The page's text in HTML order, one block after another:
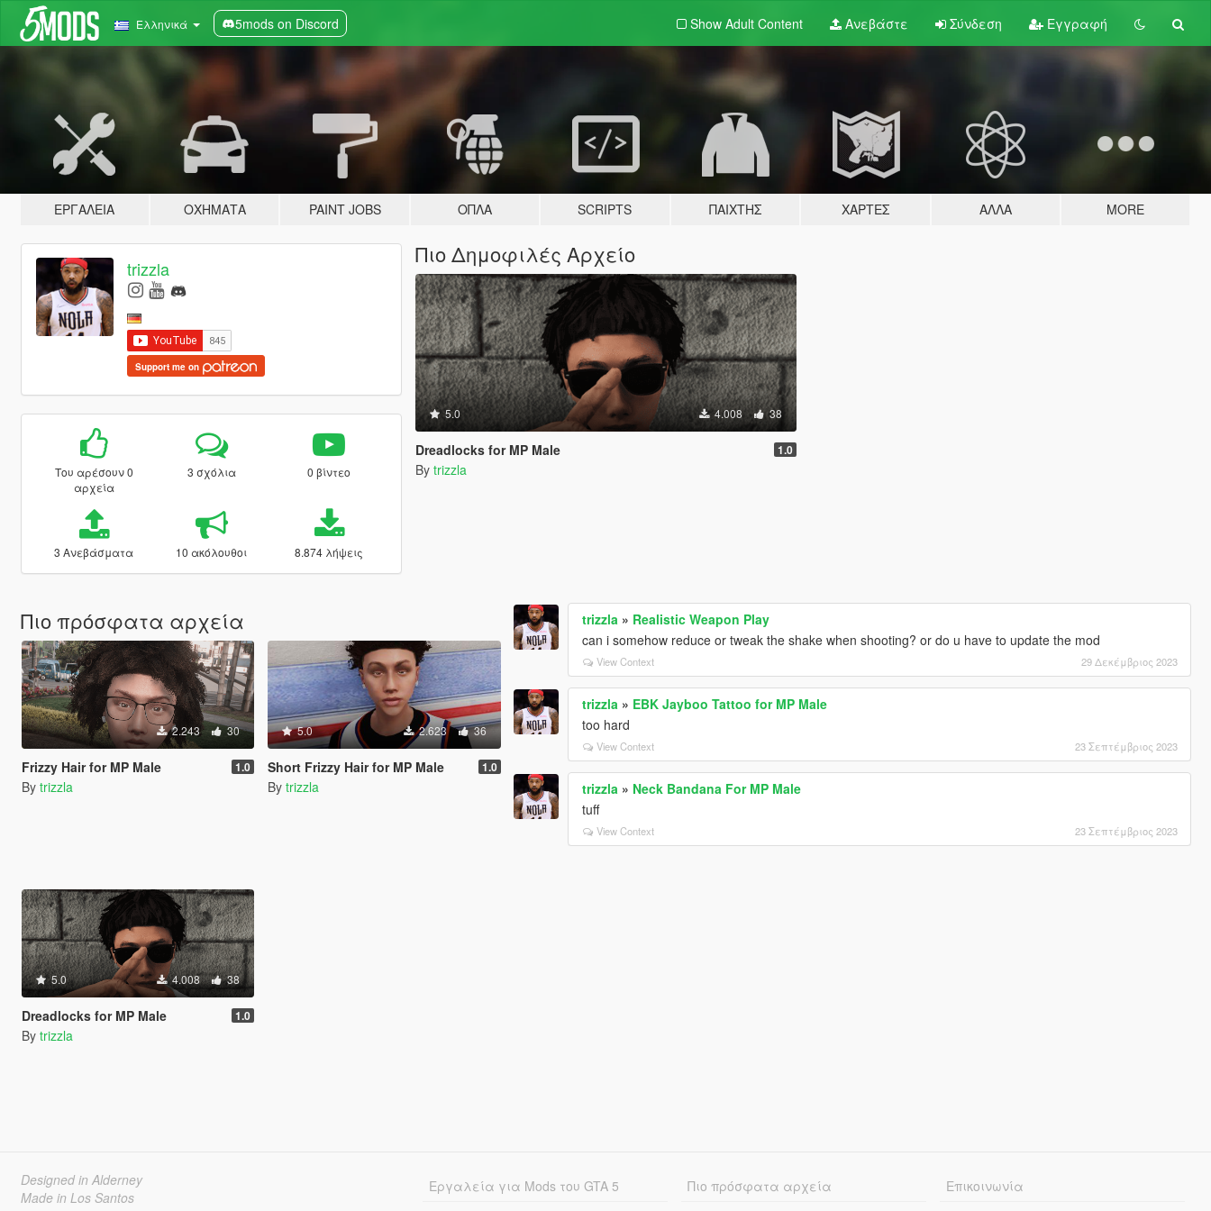
Ελληνικά 5mods on Discord Show Adult Content Ανεβάστε Σύνδεση Εγγραφή
ΕΡΓΑΛΕΊΑ ΟΧΉΜΑΤΑ PAINT JOBS ΌΠΛΑ SCRIPTS ΠΑΊΧΤΗΣ ΧΆΡΤΕΣ ΆΛΛΑ MORE
trizzla
Support me on
Του αρέσουν 0
αρχεία
3 σχόλια 0 βίντεο
3 Ανεβάσματα 10 ακόλουθοι 8.874 λήψεις
Πιο Δημοφιλές Αρχείο
5.0 4.008 38
Dreadlocks for MP Male 1.0
By trizzla
Πιο πρόσφατα αρχεία
2.243 30
Frizzy Hair for MP Male 1.0
By trizzla
5.0 2.623 36
Short Frizzy Hair for MP Male 1.0
By trizzla
5.0 4.008 38
Dreadlocks for MP Male 1.0
By trizzla
trizzla » Realistic Weapon Play
can i somehow reduce or tweak the shake when shooting? or do u have to update the mod
View Context 29 Δεκέμβριος 2023
trizzla » EBK Jayboo Tattoo for MP Male
too hard
View Context 23 Σεπτέμβριος 2023
trizzla » Neck Bandana For MP Male
tuff
View Context 23 Σεπτέμβριος 2023
Designed in Alderney
Made in Los Santos
Εργαλεία για Mods του GTA 5
Πιο πρόσφατα αρχεία
Επικοινωνία